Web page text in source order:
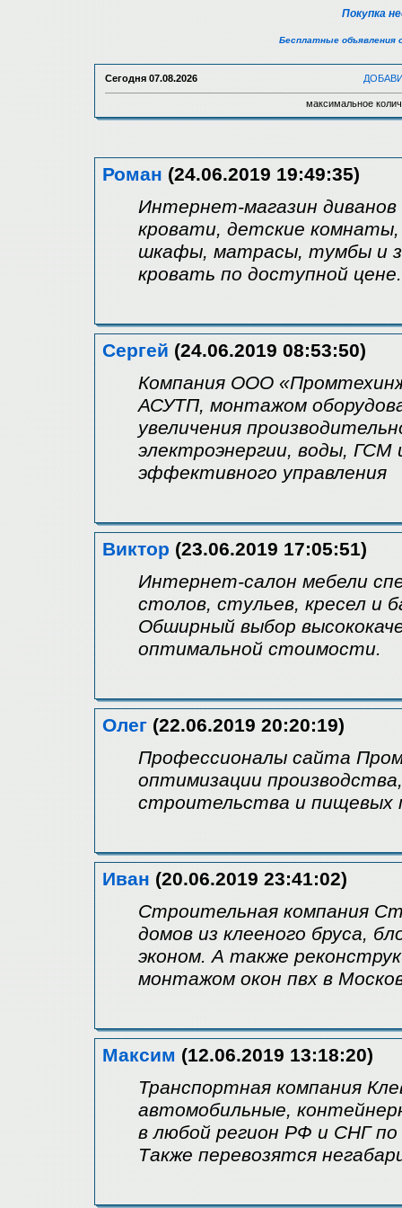
Покупка
Бесплатные объявления
Сегодня 07.08.2026
максимальное
Роман (24.06.2019 19:49:35)
Интернет-магазин
кровати, детские
шкафы, матрасы, тумбы и
кровать по доступной цене.
Сергей (24.06.2019 08:53:50)
Компания ООО
АСУТП, монтажом
увеличения
электроэнергии, воды, ГСМ
эффективного управления
Виктор (23.06.2019 17:05:51)
Интернет-салон мебели
столов, стульев, кресел и
Обширный выбор
оптимальной стоимости.
Олег (22.06.2019 20:20:19)
Профессионалы сайта
оптимизации
строительства и пищевых
Иван (20.06.2019 23:41:02)
Строительная компания
домов из клееного бруса,
эконом. А также
монтажом окон пвх в
Максим (12.06.2019 13:18:20)
Транспортная компания
автомобильные,
в любой регион РФ и СНГ
Также перевозятся